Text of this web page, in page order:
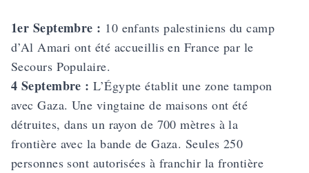
1er Septembre : 10 enfants palestiniens du camp
d’Al Amari ont été accueillis en France par le
Secours Populaire.
4 Septembre : L’Égypte établit une zone tampon
avec Gaza. Une vingtaine de maisons ont été
détruites, dans un rayon de 700 mètres à la
frontière avec la bande de Gaza. Seules 250
personnes sont autorisées à franchir la frontière